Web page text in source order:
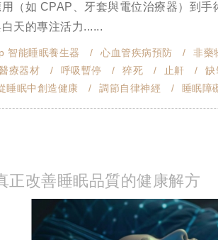
（如 CPAP、牙套與電位治療器）到
天的專注活力......
智能睡眠養生器 心血管疾病預防 非藥
療器材 呼吸暫停 猝死 止鼾 缺
睡眠中創造健康 調節自律神經 睡眠障
正改善睡眠品質的健康解方